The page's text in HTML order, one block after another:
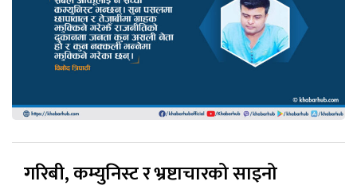
गरिबी, कम्युनिस्ट र भ्रष्टाचारको साइनो